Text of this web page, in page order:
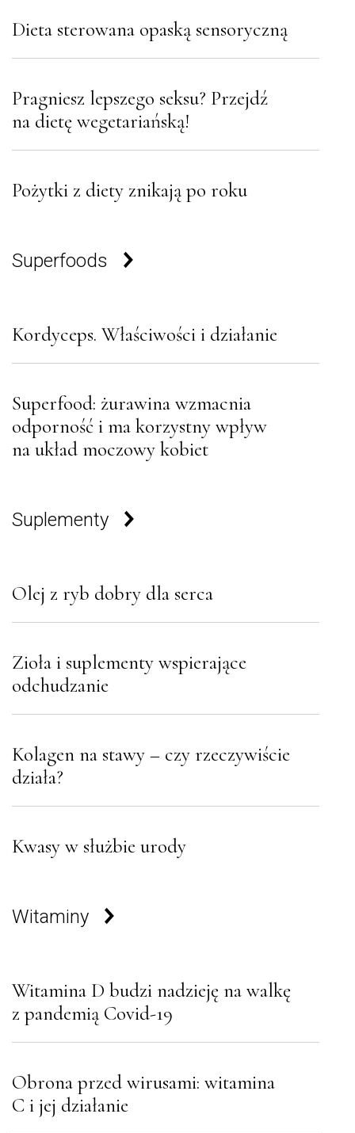
Dieta sterowana opaską sensoryczną
Pragniesz lepszego seksu? Przejdź
na dietę wegetariańską!
Pożytki z diety znikają po roku
Superfoods
Kordyceps. Właściwości i działanie
Superfood: żurawina wzmacnia
odporność i ma korzystny wpływ
na układ moczowy kobiet
Suplementy
Olej z ryb dobry dla serca
Zioła i suplementy wspierające
odchudzanie
Kolagen na stawy – czy rzeczywiście
działa?
Kwasy w służbie urody
Witaminy
Witamina D budzi nadzieję na walkę
z pandemią Covid-19
Obrona przed wirusami: witamina
C i jej działanie